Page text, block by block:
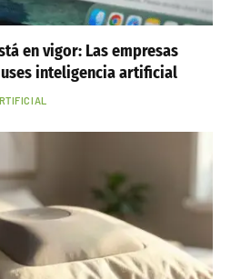
en vigor: Las empresas
inteligencia artificial